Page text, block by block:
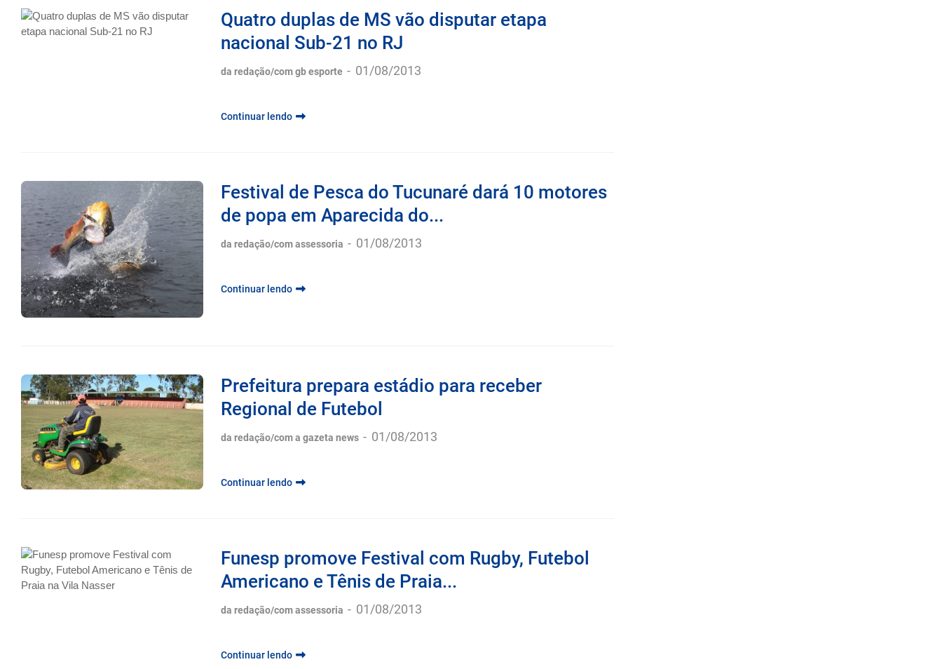
Quatro duplas de MS vão disputar etapa
nacional Sub-21 no RJ
da redação/com gb esporte 01/08/2013
Continuar lendo
Festival de Pesca do Tucunaré dará 10 motores
de popa em Aparecida do...
da redação/com assessoria 01/08/2013
Continuar lendo
Prefeitura prepara estádio para receber
Regional de Futebol
da redação/com a gazeta news 01/08/2013
Continuar lendo
Funesp promove Festival com Rugby, Futebol
Americano e Tênis de Praia...
da redação/com assessoria 01/08/2013
Continuar lendo